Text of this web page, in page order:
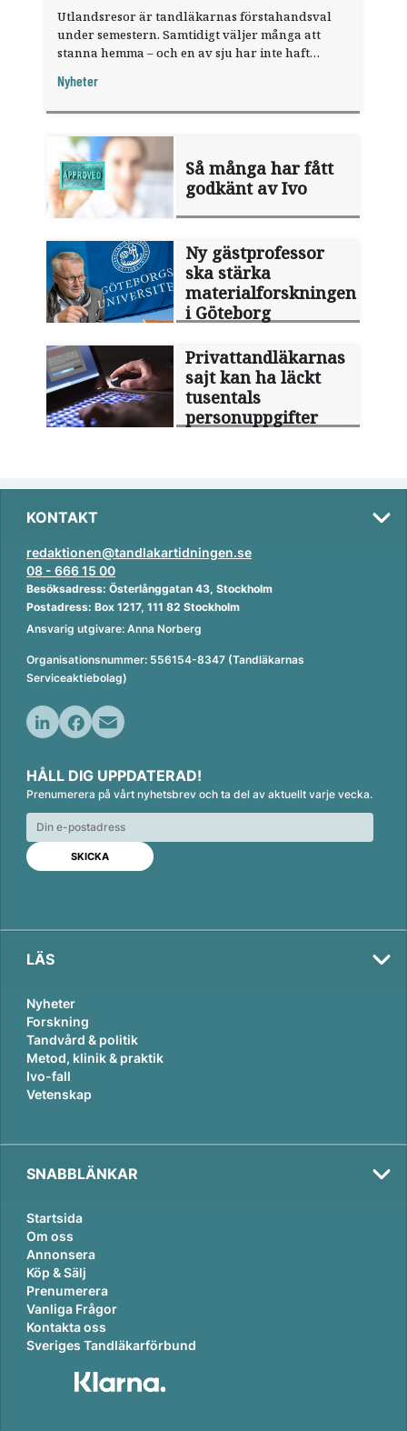
Utlandsresor är tandläkarnas förstahandsval
under semestern. Samtidigt väljer många att
stanna hemma – och en av sju har inte haft
fråga".
Nyheter
Så många har fått
godkänt av Ivo
Ny gästprofessor
ska stärka
materialforskningen
i Göteborg
Privattandläkarnas
sajt kan ha läckt
tusentals
personuppgifter
KONTAKT
redaktionen@tandlakartidningen.se
08 - 666 15 00
Besöksadress: Österlånggatan 43, Stockholm
Postadress: Box 1217, 111 82 Stockholm
Ansvarig utgivare: Anna Norberg
Organisationsnummer: 556154-8347 (Tandläkarnas
Serviceaktiebolag)
n
k
e
d
n
c
e
b
o
o
k
a
i
l
HÅLL DIG UPPDATERAD!
Prenumerera på vårt nyhetsbrev och ta del av aktuellt varje vecka.
LÄS
Nyheter
Forskning
Tandvård & politik
Metod, klinik & praktik
Ivo-fall
Vetenskap
SNABBLÄNKAR
Startsida
Om oss
Annonsera
Köp & Sälj
Prenumerera
Vanliga Frågor
Kontakta oss
Sveriges Tandläkarförbund